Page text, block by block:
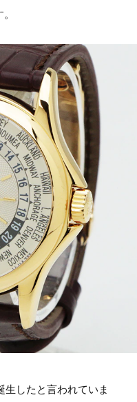
生したと言われていま